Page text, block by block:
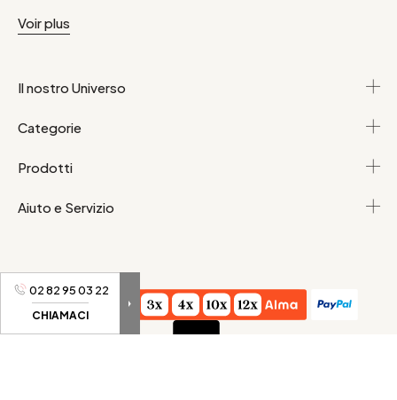
02 82 95 03 22
CHIAMACI
vestiti e giochi in grandi armadi parigini o cassettiere.
Voir plus
Il nostro Universo
Categorie
Prodotti
Aiuto e Servizio